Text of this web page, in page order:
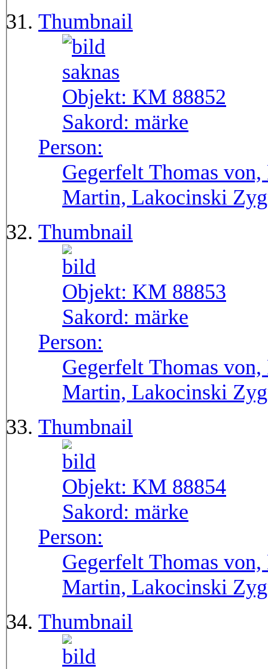
Thumbnail
Objekt: KM 88852
Sakord: märke
Person:
Gegerfelt Thomas
Martin, Lakocinski
Thumbnail
Objekt: KM 88853
Sakord: märke
Person:
Gegerfelt Thomas
Martin, Lakocinski
Thumbnail
Objekt: KM 88854
Sakord: märke
Person:
Gegerfelt Thomas
Martin, Lakocinski
Thumbnail